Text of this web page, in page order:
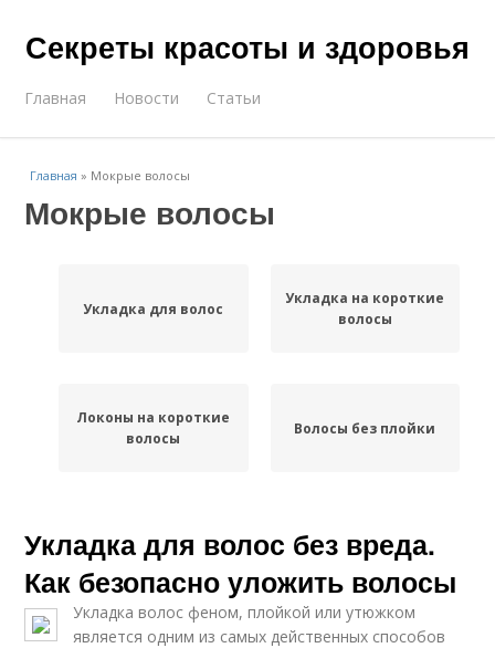
Секреты красоты и здоровья
Главная Новости Статьи
Главная » Мокрые волосы
Мокрые волосы
Укладка для волос
Укладка на короткие
волосы
Локоны на короткие
волосы
Волосы без плойки
Укладка для волос без вреда.
Как безопасно уложить волосы
Укладка волос феном, плойкой или утюжком
является одним из самых действенных способов